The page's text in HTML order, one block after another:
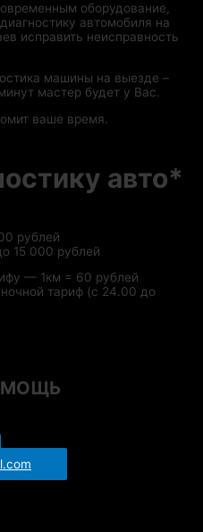
оборудование,
автомобиля на
исправить неисправность
машины на выезде –
мастер будет у Вас.
ваше время.
авто*
рублей
15 000 рублей
— 1км = 60 рублей
тариф (с 24.00 до